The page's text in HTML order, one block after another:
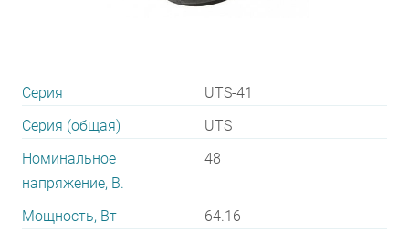
Серия
UTS-41
Серия (общая)
UTS
Номинальное
напряжение, В.
48
Мощность, Вт
64.16